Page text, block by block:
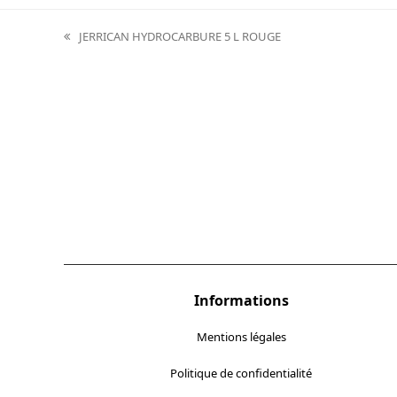
previous
JERRICAN HYDROCARBURE 5 L ROUGE
Informations
Mentions légales
Politique de confidentialité